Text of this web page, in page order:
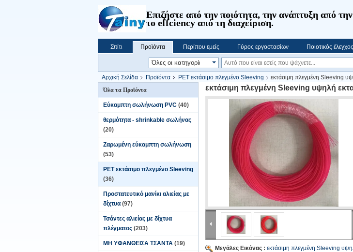
Επιζήστε από την ποιότητα, την ανάπτυξη από
το effciency από τη διαχείριση.
Σπίτι Προϊόντα Περίπου εμείς Γύρος εργοστασίων Ποιοτικός έλεγχος
Αρχική Σελίδα Προϊόντα PET εκτάσιμο πλεγμένο Sleeving
εκτάσιμη πλεγμένη Sleeving
Όλα τα Προϊόντα
Εύκαμπτη σωλήνωση PVC (40)
θερμότητα - shrinkable σωλήνας
(20)
Ζαρωμένη εύκαμπτη σωλήνωση
(53)
PET εκτάσιμο πλεγμένο Sleeving
(36)
Προστατευτικό μανίκι αλιείας με
δίχτυα (97)
Τσάντες αλιείας με δίχτυα
πλέγματος (203)
ΜΗ ΥΦΑΝΘΕΙΣΑ ΤΣΑΝΤΑ (19)
εκτάσιμη πλεγμένη Sleeving υψηλή
Μεγάλες Εικόνας : εκτάσιμη πλεγμένη Sleeving